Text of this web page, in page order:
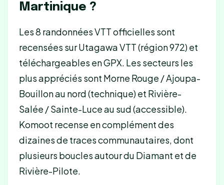
Martinique ?
Les 8 randonnées VTT officielles sont
recensées sur Utagawa VTT (région 972) et
téléchargeables en GPX. Les secteurs les
plus appréciés sont Morne Rouge / Ajoupa-
Bouillon au nord (technique) et Rivière-
Salée / Sainte-Luce au sud (accessible).
Komoot recense en complément des
dizaines de traces communautaires, dont
plusieurs boucles autour du Diamant et de
Rivière-Pilote.